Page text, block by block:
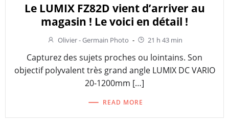
Le LUMIX FZ82D vient d’arriver au
magasin ! Le voici en détail !
Olivier - Germain Photo - 21 h 43 min
Capturez des sujets proches ou lointains. Son
objectif polyvalent très grand angle LUMIX DC VARIO
20-1200mm […]
READ MORE